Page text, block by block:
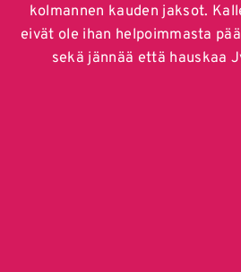
kolmannen kauden jaksot.
eivät ole ihan helpoimmasta
sekä jännää että hauskaa